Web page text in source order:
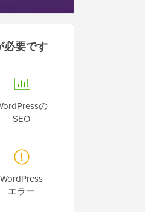
要です
の
SEO
WordPress
エラー